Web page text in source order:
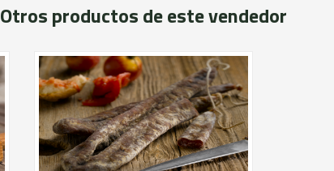
Otros productos de este vendedor